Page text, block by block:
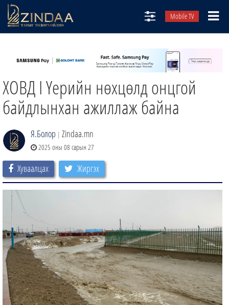
Mobile TV
ТВ8
ӨГЛӨӨНИЙ СОНИН
АУДИО ЗОХИОЛ
ЗИНДАА СЭТГҮҮЛ
ХОВД I Үерийн нөхцөлд онцгой
байдлынхан ажиллаж байна
Я.Болор | Zindaa.mn
2025 оны 08 сарын 27
Хуваалцах Жиргэх